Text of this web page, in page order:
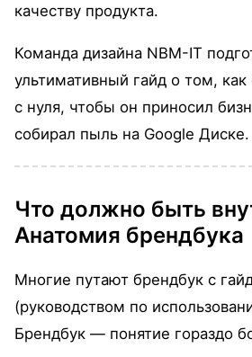
качеству продукта.
Команда дизайна NBM-IT
ультимативный гайд о том, как
с нуля, чтобы он приносил
собирал пыль на Google Диске.
Что должно быть
Анатомия брендбука
Многие путают брендбук с
(руководством по
Брендбук — понятие гораздо